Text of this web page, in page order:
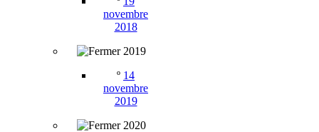
novembre
2018
2019
º 14
novembre
2019
2020